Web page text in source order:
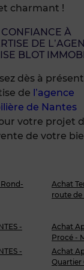
charmant !
CONFIANCE À
DE
BLOT
dès à présent
de l’agence
de Nantes
votre projet
de votre
Achat
route de
-
-
Achat
Procé -
Achat
Quartier